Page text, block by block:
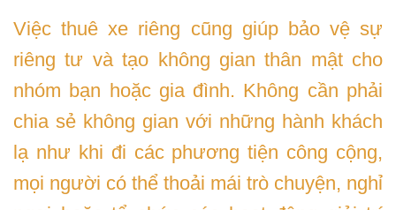
Việc thuê xe riêng cũng giúp bảo vệ sự
riêng tư và tạo không gian thân mật cho
nhóm bạn hoặc gia đình. Không cần phải
chia sẻ không gian với những hành khách
lạ như khi đi các phương tiện công cộng,
mọi người có thể thoải mái trò chuyện, nghỉ